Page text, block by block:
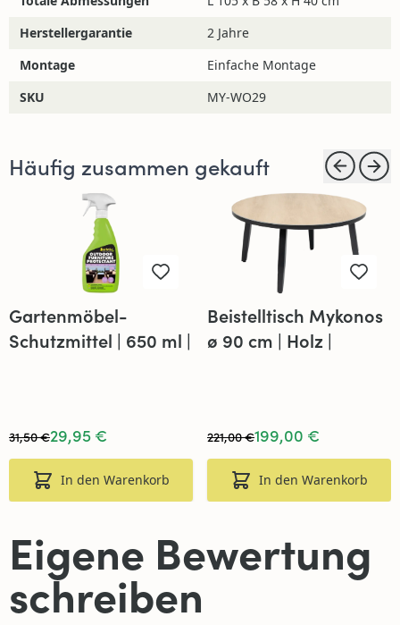
Herstellergarantie
2 Jahre
Montage
Einfache Montage
SKU
MY-WO29
Häufig zusammen gekauft
Gartenmöbel-
Schutzmittel | 650 ml |
29,95 €
31,50 €
In den Warenkorb
Beistelltisch Mykonos
ø 90 cm | Holz |
199,00 €
221,00 €
In den Warenkorb
Eigene Bewertung
schreiben